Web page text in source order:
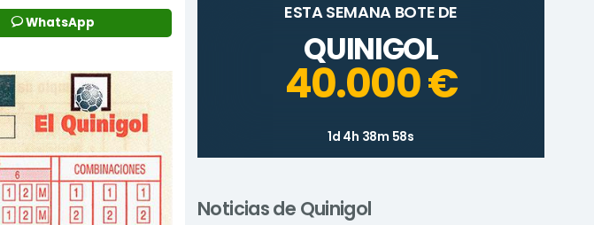
WhatsApp ESTA SEMANA BOTE DE
QUINIGOL
40.000 €
1d 4h 38m 58s
Noticias de Quinigol